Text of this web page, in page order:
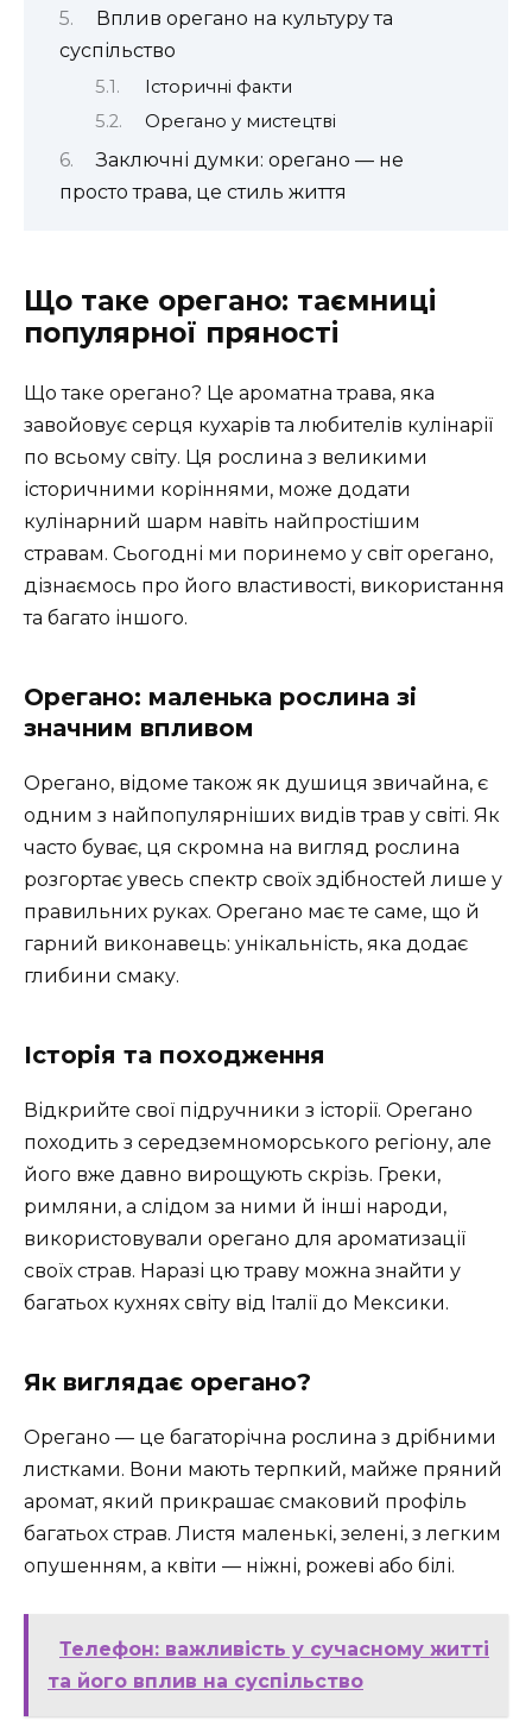
Вплив орегано на культуру та
суспільство
Історичні факти
Орегано у мистецтві
Заключні думки: орегано — не
просто трава, це стиль життя
Що таке орегано: таємниці
популярної пряності
Що таке орегано? Це ароматна трава, яка
завойовує серця кухарів та любителів кулінарії
по всьому світу. Ця рослина з великими
історичними коріннями, може додати
кулінарний шарм навіть найпростішим
стравам. Сьогодні ми поринемо у світ орегано,
дізнаємось про його властивості, використання
та багато іншого.
Орегано: маленька рослина зі
значним впливом
Орегано, відоме також як душиця звичайна, є
одним з найпопулярніших видів трав у світі. Як
часто буває, ця скромна на вигляд рослина
розгортає увесь спектр своїх здібностей лише у
правильних руках. Орегано має те саме, що й
гарний виконавець: унікальність, яка додає
глибини смаку.
Історія та походження
Відкрийте свої підручники з історії. Орегано
походить з середземноморського регіону, але
його вже давно вирощують скрізь. Греки,
римляни, а слідом за ними й інші народи,
використовували орегано для ароматизації
своїх страв. Наразі цю траву можна знайти у
багатьох кухнях світу від Італії до Мексики.
Як виглядає орегано?
Орегано — це багаторічна рослина з дрібними
листками. Вони мають терпкий, майже пряний
аромат, який прикрашає смаковий профіль
багатьох страв. Листя маленькі, зелені, з легким
опушенням, а квіти — ніжні, рожеві або білі.
Телефон: важливість у сучасному житті
та його вплив на суспільство